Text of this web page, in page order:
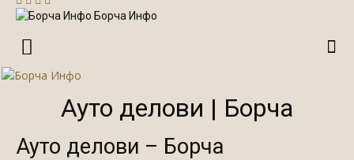
Борча Инфо
Ауто делови | Борча
Ауто делови – Борча